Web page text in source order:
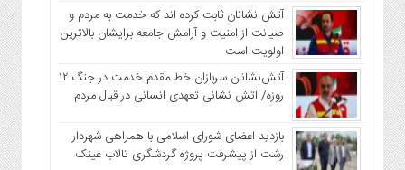
آتش نشانان ثابت کرده اند که خدمت به مردم و
صیانت از امنیت و آرامش جامعه برایشان بالاترین
اولویت است
آتش‌نشانان سربازان خط مقدم خدمت در جنگ ۱۲
روزه/ آتش نشانی تعهدی انسانی در قبال مردم
بازدید اعضای شورای اسلامی با همراهی شهردار
رشت از پیشرفت پروژه گردشگری تالاب عینک